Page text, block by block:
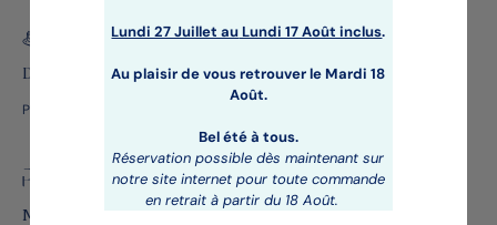
Des pâtisseries étoilées
Par un Chef Pâtissier renommé plusieurs fois récompensé
Membre des Relais Desserts
Lundi 27 Juillet au Lundi 17 Août inclus.
Au plaisir de vous retrouver le Mardi 18
Août.
Bel été à tous.
Réservation possible dès maintenant sur
notre site internet pour toute commande
en retrait à partir du 18 Août.